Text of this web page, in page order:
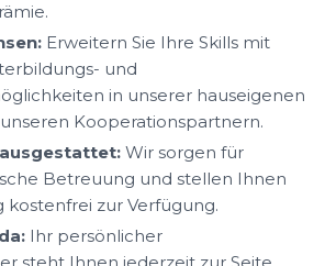
Erweitern Sie Ihre Skills mit
und
in unserer hauseigenen
Kooperationspartnern.
ausgestattet: Wir sorgen für
Betreuung und stellen Ihnen
kostenfrei zur Verfügung.
Ihr persönlicher